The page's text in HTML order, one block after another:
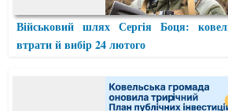
Військовий шлях Сергія Боця:
втрати й вибір 24 лютого